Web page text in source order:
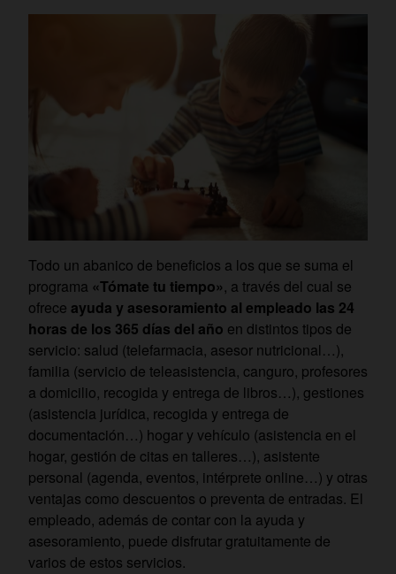
Todo un abanico de beneficios a los que se suma el
programa «Tómate tu tiempo», a través del cual se
ofrece ayuda y asesoramiento al empleado las 24
horas de los 365 días del año en distintos tipos de
servicio: salud (telefarmacia, asesor nutricional…),
familia (servicio de teleasistencia, canguro, profesores
a domicilio, recogida y entrega de libros…), gestiones
(asistencia jurídica, recogida y entrega de
documentación…) hogar y vehículo (asistencia en el
hogar, gestión de citas en talleres…), asistente
personal (agenda, eventos, intérprete online…) y otras
ventajas como descuentos o preventa de entradas. El
empleado, además de contar con la ayuda y
asesoramiento, puede disfrutar gratuitamente de
varios de estos servicios.